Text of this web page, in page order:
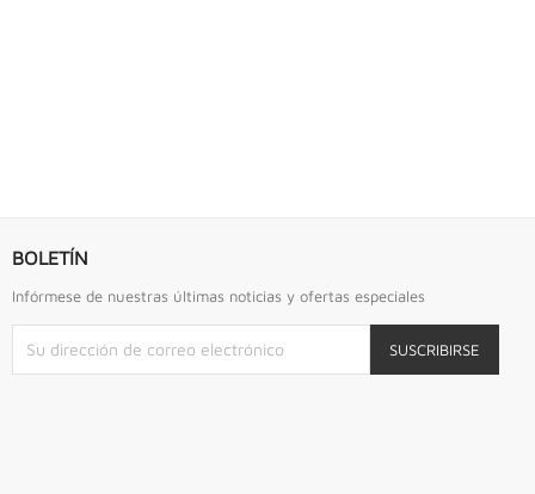
BOLETÍN
Infórmese de nuestras últimas noticias y ofertas especiales